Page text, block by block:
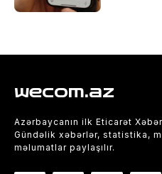
wecom.az
Azərbaycanın ilk Eticarət
Gündəlik xəbərlər, statistika,
məlumatlar paylaşılır.